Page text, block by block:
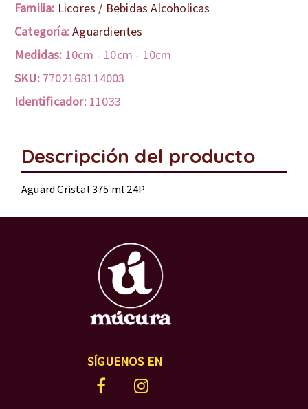
Familia: Licores / Bebidas Alcoholicas
Categoría:Aguardientes
Medidas: 10cm - 10cm - 10cm
SKU: 7702168114003
Identificador: 11033
Descripción del producto
Aguard Cristal 375 ml 24P
SÍGUENOS EN